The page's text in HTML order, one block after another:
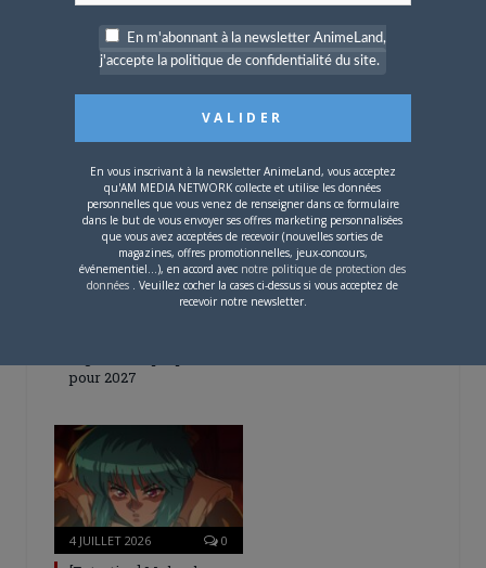
– Spécial Posters est
disponible !
0
pour 2027
4 JUILLET 2026 0
En m'abonnant à la newsletter AnimeLand,
j'accepte la politique de confidentialité du site.
En vous inscrivant à la newsletter AnimeLand, vous acceptez
qu'AM MEDIA NETWORK collecte et utilise les données
personnelles que vous venez de renseigner dans ce formulaire
dans le but de vous envoyer ses offres marketing personnalisées
que vous avez acceptées de recevoir (nouvelles sorties de
magazines, offres promotionnelles, jeux-concours,
événementiel...), en accord avec notre politique de protection des
données . Veuillez cocher la cases ci-dessus si vous acceptez de
recevoir notre newsletter.